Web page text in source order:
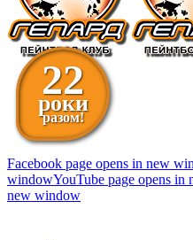
22
роки
разом!
Facebook page opens in new
windowYouTube page opens in
new window